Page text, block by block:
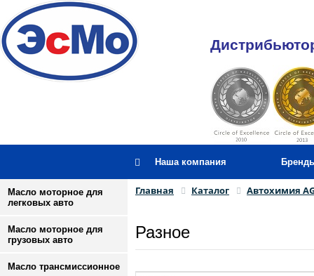
Наша компания
Масло моторное для
легковых авто
Масло моторное для
грузовых авто
Масло трансмиссионное
Главная Каталог Автохимия
Разное